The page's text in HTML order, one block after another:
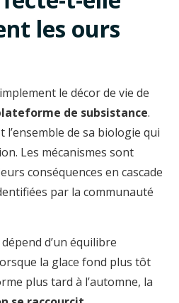
les ours
le décor de vie de
de subsistance.
l’ensemble de sa biologie qui
Les mécanismes sont
conséquences en cascade
par la communauté
d’un équilibre
la glace fond plus tôt
plus tard à l’automne, la